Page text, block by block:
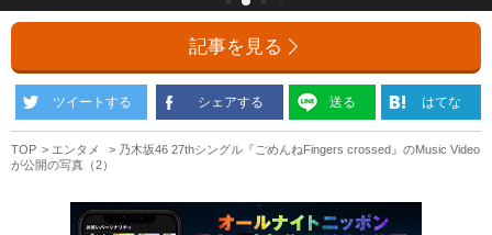
記事を見る
ツイートする シェアする 送る はてな
TOP エンタメ
乃木坂46 27thシングル『ごめんねFingers crossed』のMusic Video
が公開の写真（2）